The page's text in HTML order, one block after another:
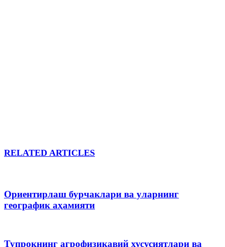
RELATED ARTICLES
Ориентирлаш бурчаклари ва уларнинг
географик аҳамияти
Тупроқнинг агрофизикавий хусусиятлари ва